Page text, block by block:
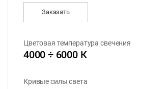
Заказать
Цветовая температура свечения
4000 ÷ 6000 К
Кривые силы света